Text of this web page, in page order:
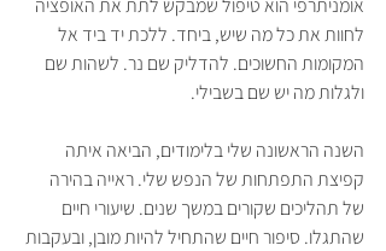
לחוות את כל מה שיש, ביחד. ללכת יד ביד אל
המקומות החשוכים. להדליק שם נר. לשהות שם
ולגלות מה יש שם בשבילי.
השנה הראשונה שלי בלימודים, הביאה איתה
קפיצת התפתחות של הנפש שלי. ראייה בהירה
של תהליכים שקורים במשך שנים. שיעורי חיים
שהתגלו. סיפור חיים שהתחיל להיות מובן, ובעקבות